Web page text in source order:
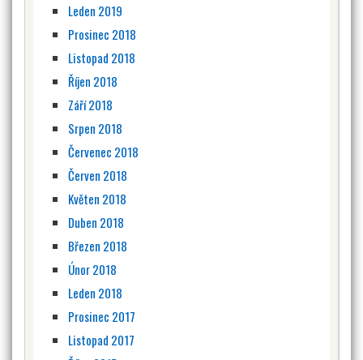
Leden 2019
Prosinec 2018
Listopad 2018
Říjen 2018
Září 2018
Srpen 2018
Červenec 2018
Červen 2018
Květen 2018
Duben 2018
Březen 2018
Únor 2018
Leden 2018
Prosinec 2017
Listopad 2017